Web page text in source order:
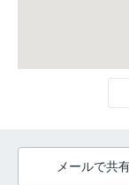
メールで共